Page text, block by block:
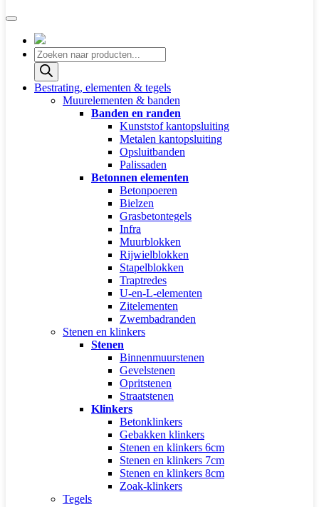
Producten
zoeken
Bestrating, elementen & tegels
Muurelementen & banden
Banden en randen
Kunststof kantopsluiting
Metalen kantopsluiting
Opsluitbanden
Palissaden
Betonnen elementen
Betonpoeren
Bielzen
Grasbetontegels
Infra
Muurblokken
Rijwielblokken
Stapelblokken
Traptredes
U-en-L-elementen
Zitelementen
Zwembadranden
Stenen en klinkers
Stenen
Binnenmuurstenen
Gevelstenen
Opritstenen
Straatstenen
Klinkers
Betonklinkers
Gebakken klinkers
Stenen en klinkers 6cm
Stenen en klinkers 7cm
Stenen en klinkers 8cm
Zoak-klinkers
Tegels